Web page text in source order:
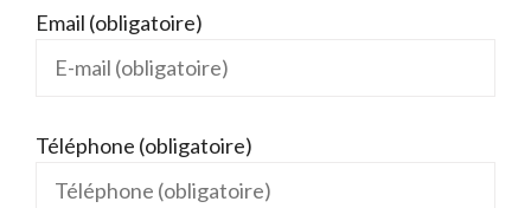
Email (obligatoire)
Téléphone (obligatoire)